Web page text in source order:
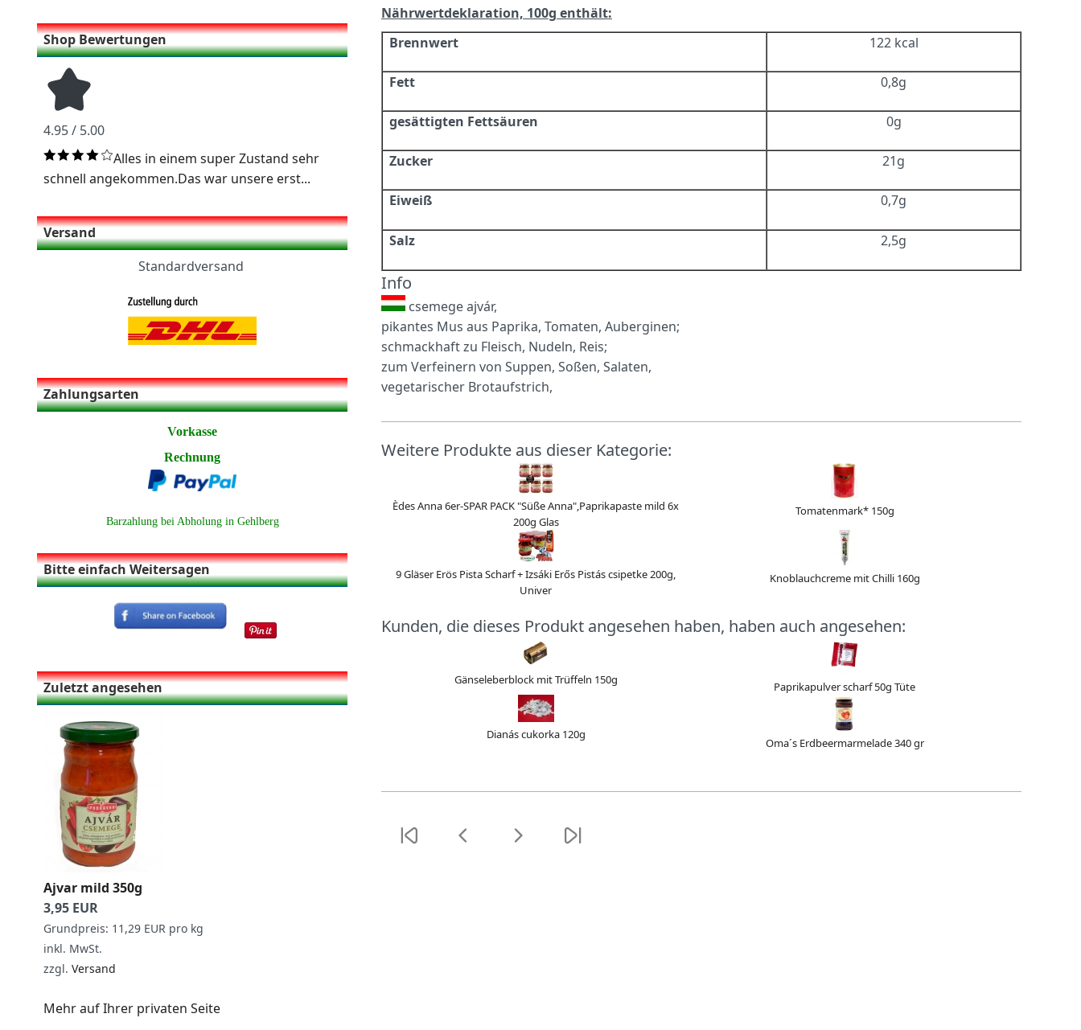
Shop Bewertungen
4.95 / 5.00
Alles in einem super Zustand sehr
schnell angekommen.Das war unsere erst...
Versand
Standardversand
Zahlungsarten
Vorkasse
Rechnung
Barzahlung bei Abholung in Gehlberg
Bitte einfach Weitersagen
Zuletzt angesehen
Ajvar mild 350g
3,95 EUR
Grundpreis: 11,29 EUR pro kg
inkl. MwSt.
zzgl. Versand
Mehr auf Ihrer privaten Seite
Nährwertdeklaration, 100g enthält:
Brennwert
122 kcal
Fett 0,8g
gesättigten Fettsäuren 0g
Zucker 21g
Eiweiß 0,7g
Salz 2,5g
Info
csemege ajvár,
pikantes Mus aus Paprika, Tomaten, Auberginen;
schmackhaft zu Fleisch, Nudeln, Reis;
zum Verfeinern von Suppen, Soßen, Salaten,
vegetarischer Brotaufstrich,
Weitere Produkte aus dieser Kategorie:
Èdes Anna 6er-SPAR PACK "Süße Anna",Paprikapaste mild 6x
200g Glas
Tomatenmark* 150g
9 Gläser Erös Pista Scharf + Izsáki Erős Pistás csipetke 200g,
Univer
Knoblauchcreme mit Chilli 160g
Kunden, die dieses Produkt angesehen haben, haben auch angesehen:
Gänseleberblock mit Trüffeln 150g Paprikapulver scharf 50g Tüte
Dianás cukorka 120g
Oma´s Erdbeermarmelade 340 gr